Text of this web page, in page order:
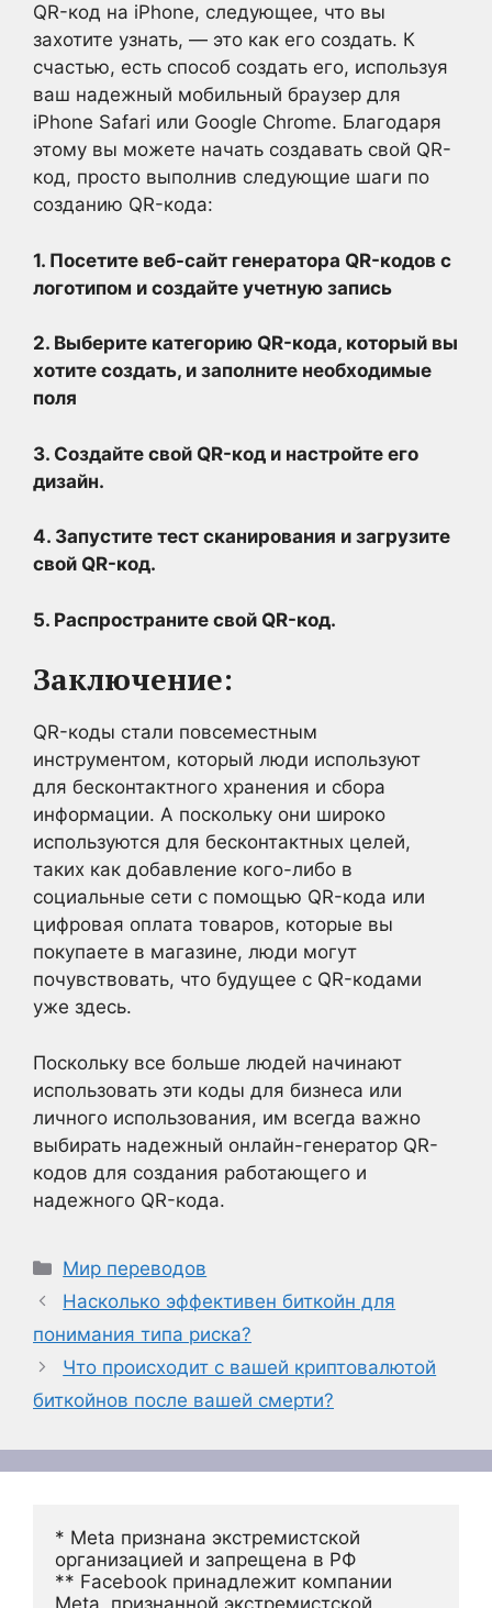
QR-код на iPhone, следующее, что вы
захотите узнать, — это как его создать. К
счастью, есть способ создать его, используя
ваш надежный мобильный браузер для
iPhone Safari или Google Chrome. Благодаря
этому вы можете начать создавать свой QR-
код, просто выполнив следующие шаги по
созданию QR-кода:
1. Посетите веб-сайт генератора QR-кодов с
логотипом и создайте учетную запись
2. Выберите категорию QR-кода, который вы
хотите создать, и заполните необходимые
поля
3. Создайте свой QR-код и настройте его
дизайн.
4. Запустите тест сканирования и загрузите
свой QR-код.
5. Распространите свой QR-код.
Заключение:
QR-коды стали повсеместным
инструментом, который люди используют
для бесконтактного хранения и сбора
информации. А поскольку они широко
используются для бесконтактных целей,
таких как добавление кого-либо в
социальные сети с помощью QR-кода или
цифровая оплата товаров, которые вы
покупаете в магазине, люди могут
почувствовать, что будущее с QR-кодами
уже здесь.
Поскольку все больше людей начинают
использовать эти коды для бизнеса или
личного использования, им всегда важно
выбирать надежный онлайн-генератор QR-
кодов для создания работающего и
надежного QR-кода.
Рубрики
Мир переводов
Насколько эффективен биткойн для
понимания типа риска?
Что происходит с вашей криптовалютой
биткойнов после вашей смерти?
* Meta признана экстремистской
организацией и запрещена в РФ
** Facebook принадлежит компании
Meta, признанной экстремистской